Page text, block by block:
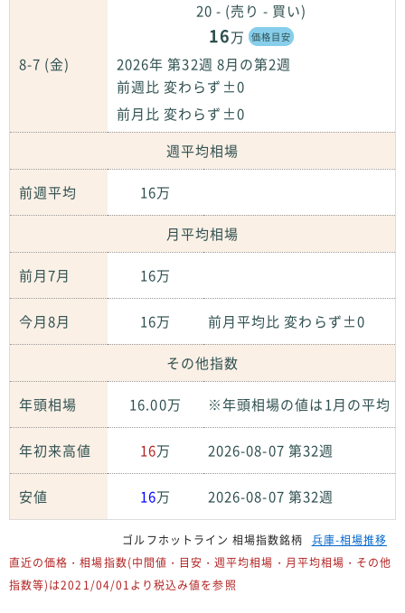
8-7 (金)
20 - (売り - 買い)
16万 価格目安
2026年 第32週 8月の第2週
前週比 変わらず±0
前月比 変わらず±0
週平均相場
前週平均 16万
月平均相場
前月7月 16万
今月8月 16万 前月平均比 変わらず±0
その他指数
年頭相場 16.00万 ※年頭相場の値は1月の平均
年初来高値 16万 2026-08-07 第32週
安値 16万 2026-08-07 第32週
ゴルフホットライン 相場指数銘柄
兵庫-相場推移
直近の価格・相場指数(中間値・目安・週平均相場・月平均相場・その他
指数等)は2021/04/01より税込み値を参照